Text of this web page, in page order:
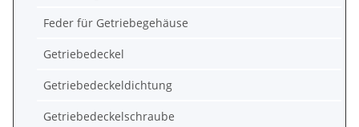
Feder für Getriebegehäuse
Getriebedeckel
Getriebedeckeldichtung
Getriebedeckelschraube